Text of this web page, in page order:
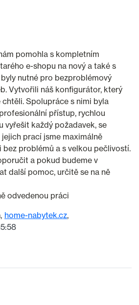
pomohla s kompletním
e-shopu na nový a také s
nutné pro bezproblémový
Vytvořili náš konfigurátor, který
Spolupráce s nimi byla
přístup, rychlou
vyřešit každý požadavek, se
prací jsme maximálně
bez problémů a s velkou pečlivostí.
a pokud budeme v
další pomoc, určitě se na ně
odvedenou práci
home-nabytek.cz